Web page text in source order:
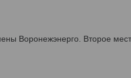
Воронежэнерго. Второе